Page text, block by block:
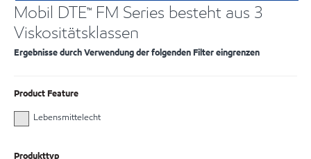
Mobil DTE™ FM Series besteht aus 3
Viskositätsklassen
Ergebnisse durch Verwendung der folgenden Filter eingrenzen
Product Feature
Lebensmittelecht
Produkttyp